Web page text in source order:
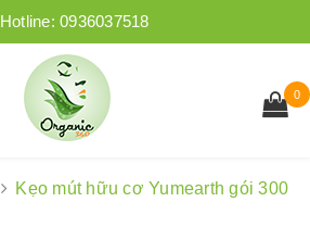
Hotline:0936037518
0
Kẹo mút hữu cơ Yumearth gói 300